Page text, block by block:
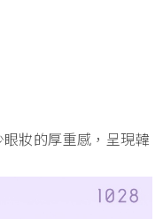
妝的厚重感，呈現韓